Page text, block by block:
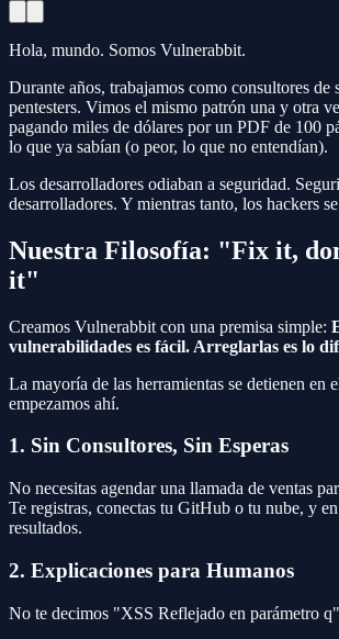
Hola, mundo. Somos Vulnerabbit.
Durante años, trabajamos como consultores de
pentesters. Vimos el mismo patrón una y otra
pagando miles de dólares por un PDF de 100
lo que ya sabían (o peor, lo que no entendían).
Los desarrolladores odiaban a seguridad.
desarrolladores. Y mientras tanto, los hackers
Nuestra Filosofía: "Fix it,
it"
Creamos Vulnerabbit con una premisa simple:
vulnerabilidades es fácil. Arreglarlas es lo
La mayoría de las herramientas se detienen en
empezamos ahí.
1. Sin Consultores, Sin Esperas
No necesitas agendar una llamada de ventas
Te registras, conectas tu GitHub o tu nube, y
resultados.
2. Explicaciones para Humanos
No te decimos "XSS Reflejado en parámetro